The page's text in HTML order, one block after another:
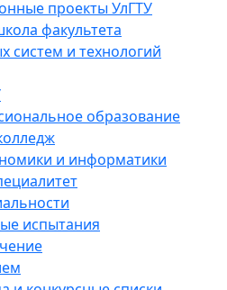
проекты УлГТУ
факультета
систем и технологий
образование
и информатики
испытания